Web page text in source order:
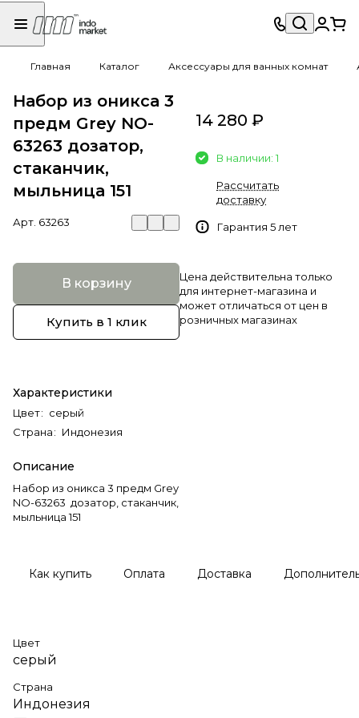
Главная Каталог Аксессуары для ванных комнат
Набор из оникса 3
предм Grey NO-
63263 дозатор,
стаканчик,
мыльница 151
Арт. 63263
В корзину
Купить в 1 клик
Характеристики
Цвет: серый
Страна: Индонезия
Описание
Набор из оникса 3 предм Grey
NO-63263 дозатор, стаканчик,
мыльница 151
14 280 ₽
В наличии: 1
Рассчитать
доставку
Гарантия 5 лет
Цена действительна только
для интернет-магазина и
может отличаться от цен в
розничных магазинах
Как купить Оплата Доставка
Цвет
серый
Страна
Индонезия